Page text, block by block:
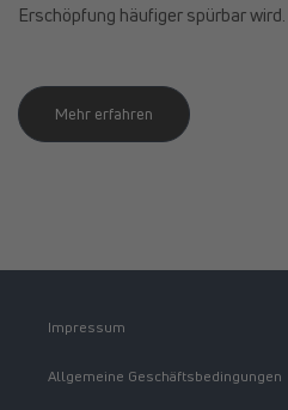
Erschöpfung häufiger spürbar wird.
Mehr erfahren
Impressum
Allgemeine Geschäftsbedingungen